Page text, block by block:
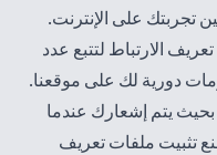
تجربتك على الإنترنت.
الارتباط لتتبع عدد
دورية لك على موقعنا.
يتم إشعارك عندما
تثبيت ملفات تعريف